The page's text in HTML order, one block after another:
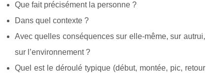
Que fait précisément la personne ?
Dans quel contexte ?
Avec quelles conséquences sur elle-même, sur autrui,
sur l’environnement ?
Quel est le déroulé typique (début, montée, pic, retour